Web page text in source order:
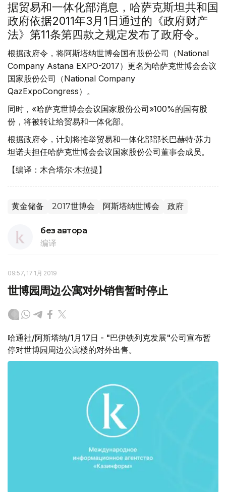
据贸易和一体化部消息，哈萨克斯坦共和国
政府依据2011年3月1日通过的《政府财产
法》第11条第四款之规定发布了政府令。
根据政府令，将阿斯塔纳世博会国有股份公司（National
Company Astana EXPO-2017）更名为哈萨克世博会会议
国家股份公司（National Company
QazExpoCongress）。
同时，«哈萨克世博会会议国家股份公司»100%的国有股
份，将被转让给贸易和一体化部。
根据政府令，计划将推举贸易和一体化部部长巴赫特·苏力
坦诺夫担任哈萨克世博会会议国家股份公司董事会成员。
【编译：木合塔尔·木拉提】
黄金储备 2017世博会 阿斯塔纳世博会 政府
без автора
编译
09:57, 17 1月 2019
世博园周边公寓对外销售暂时停止
哈通社/阿斯塔纳/1月17日 - "巴伊铁列克发展"公司宣布暂
停对世博园周边公寓楼的对外出售。